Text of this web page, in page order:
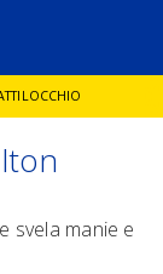
CATALDO
svela manie e